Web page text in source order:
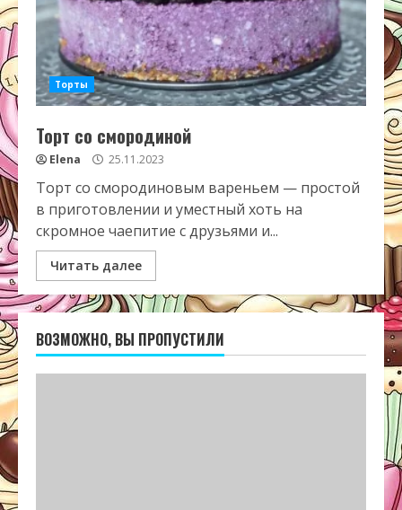
Торты
Торт со смородиной
Elena 25.11.2023
Торт со смородиновым вареньем — простой
в приготовлении и уместный хоть на
скромное чаепитие с друзьями и...
Читать далее
ВОЗМОЖНО, ВЫ ПРОПУСТИЛИ